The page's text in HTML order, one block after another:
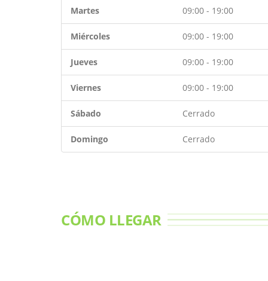
Martes 09:00 - 19:00
Miércoles 09:00 - 19:00
Jueves 09:00 - 19:00
Viernes 09:00 - 19:00
Sábado Cerrado
Domingo Cerrado
CÓMO LLEGAR